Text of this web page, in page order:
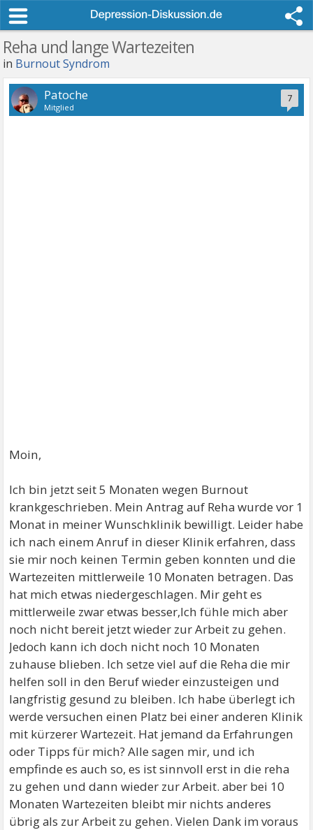
Reha und lange Wartezeiten
in Burnout Syndrom
7
Patoche
Mitglied
Moin,
Ich bin jetzt seit 5 Monaten wegen Burnout
krankgeschrieben. Mein Antrag auf Reha wurde vor 1
Monat in meiner Wunschklinik bewilligt. Leider habe
ich nach einem Anruf in dieser Klinik erfahren, dass
sie mir noch keinen Termin geben konnten und die
Wartezeiten mittlerweile 10 Monaten betragen. Das
hat mich etwas niedergeschlagen. Mir geht es
mittlerweile zwar etwas besser,Ich fühle mich aber
noch nicht bereit jetzt wieder zur Arbeit zu gehen.
Jedoch kann ich doch nicht noch 10 Monaten
zuhause blieben. Ich setze viel auf die Reha die mir
helfen soll in den Beruf wieder einzusteigen und
langfristig gesund zu bleiben. Ich habe überlegt ich
werde versuchen einen Platz bei einer anderen Klinik
mit kürzerer Wartezeit. Hat jemand da Erfahrungen
oder Tipps für mich? Alle sagen mir, und ich
empfinde es auch so, es ist sinnvoll erst in die reha
zu gehen und dann wieder zur Arbeit. aber bei 10
Monaten Wartezeiten bleibt mir nichts anderes
übrig als zur Arbeit zu gehen. Vielen Dank im voraus